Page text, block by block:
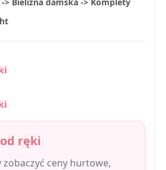
ręki
zobaczyć ceny hurtowe,